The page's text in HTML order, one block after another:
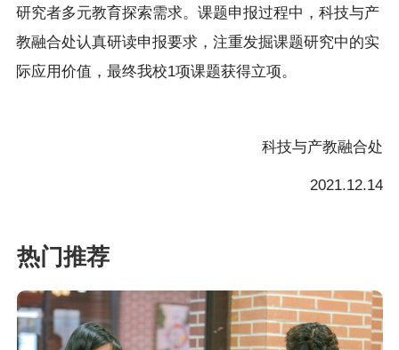
研究者多元教育探索需求。课题申报过程中，科技与产
教融合处认真研读申报要求，注重发掘课题研究中的实
际应用价值，最终我校1项课题获得立项。
科技与产教融合处
2021.12.14